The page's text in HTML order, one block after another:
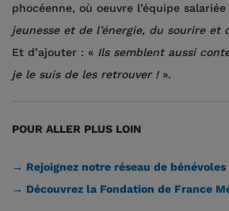
phocéenne, où oeuvre l’équipe salariée
jeunesse et de l’énergie, du sourire et
Et d’ajouter : « Ils semblent aussi
je le suis de les retrouver !».
POUR ALLER PLUS LOIN
→ Rejoignez notre réseau de bénévoles
→ Découvrez la Fondation de France